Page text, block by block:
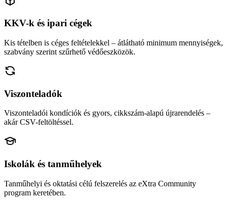
KKV-k és ipari cégek
Kis tételben is céges feltételekkel – átlátható minimum mennyiségek,
szabvány szerint szűrhető védőeszközök.
Viszonteladók
Viszonteladói kondíciók és gyors, cikkszám-alapú újrarendelés –
akár CSV-feltöltéssel.
Iskolák és tanműhelyek
Tanműhelyi és oktatási célú felszerelés az eXtra Community
program keretében.